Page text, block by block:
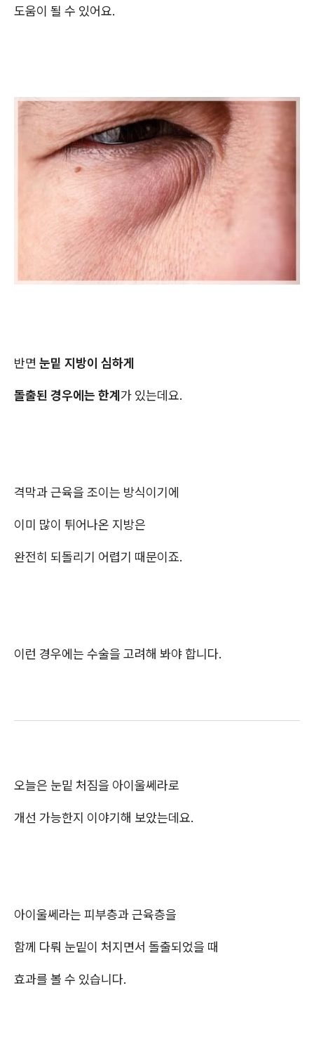
도움이 될 수 있어요.
반면 눈밑 지방이 심하게
돌출된 경우에는 한계가 있는데요.
격막과 근육을 조이는 방식이기에
이미 많이 튀어나온 지방은
완전히 되돌리기 어렵기 때문이죠.
이런 경우에는 수술을 고려해 봐야 합니다.
오늘은 눈밑 처짐을 아이울쎄라로
개선 가능한지 이야기해 보았는데요.
아이울쎄라는 피부층과 근육층을
함께 다뤄 눈밑이 처지면서 돌출되었을 때
효과를 볼 수 있습니다.